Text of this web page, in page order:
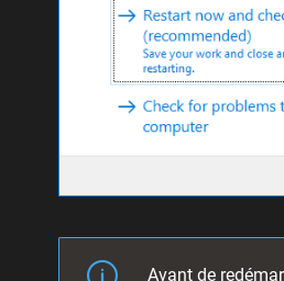
Avant de